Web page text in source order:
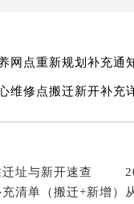
萧邦售后服务中心
梅河大街萧邦售后服
大路与南九经街交汇
乡江南大街萧邦售后
萧邦售后服务中心
网点重新规划补充通
维修点搬迁新开补充
址与新开速查
清单（搬迁+新增）